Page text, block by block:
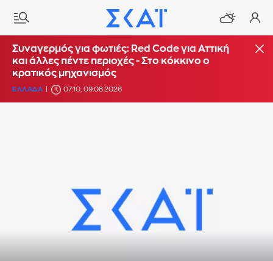
Συναγερμός για φωτιές: Red Code για Αττική
και άλλες πέντε περιοχές - Στο κόκκινο ο
κρατικός μηχανισμός
ΕΛΛΑΔΑ 07:10, 09.08.2026